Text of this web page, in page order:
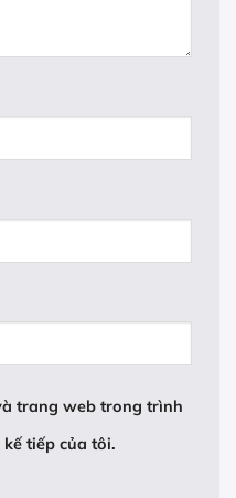
trang web trong trình
tiếp của tôi.